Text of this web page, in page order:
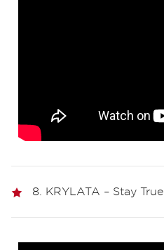
8. KRYLATA – Stay True